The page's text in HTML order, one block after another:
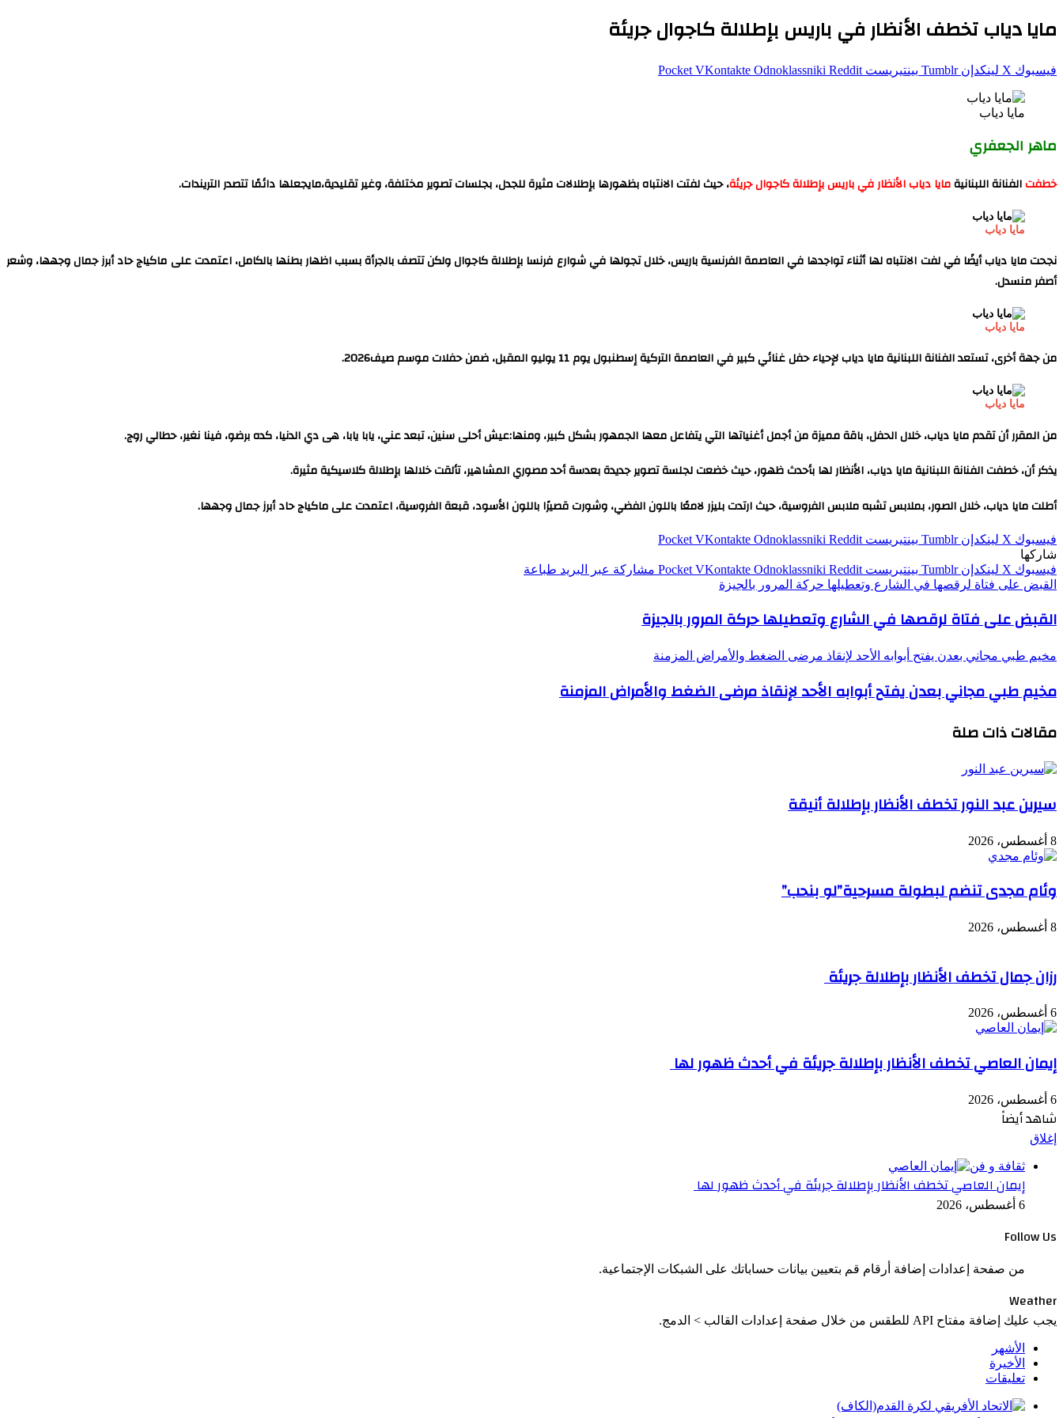
مايا دياب تخطف الأنظار في باريس بإطلالة كاجوال جريئة
فيسبوك ‫X لينكدإن بينتيريست Odnoklassniki
‫Pocket
مايا دياب
ماهر الجعفري
خطفتالفنانة اللبنانيةمايا دياب الأنظار في باريسبإطلالة كاجوال جريئة، حيث لفتت الانتباه بظهورها بإطلالات مثيرة للجدل، بجلسات تصوير مختلفة، وغير تقليدية،مايجعلها دائمًا تتصدر التريندات.
مايا دياب
نجحت مايا دياب أيضًا في لفت الانتباه لها أثناء تواجدها في العاصمة الفرنسية باريس، خلال تجولها في شوارع فرنسا بإطلالة كاجوال ولكن تتصف بالجرأة بسبب اظهار بطنها بالكامل، اعتمدت على ماكياج حاد أبرز جمال وجهها، وشعر
أصفر منسدل.
مايا دياب
من جهة أخرى، تستعد الفنانة اللبنانية مايا دياب لإحياء حفل غنائي كبير في العاصمة التركية إسطنبول يوم 11 يوليو المقبل، ضمن حفلات موسم صيف2026.
مايا دياب
من المقرر أن تقدم مايا دياب، خلال الحفل، باقة مميزة من أجمل أغنياتها التي يتفاعل معها الجمهور بشكل كبير، ومنها:عيش أحلى سنين، تبعد عني، يابا يابا، هى دي الدنيا، كده برضو، فينا نغير، حطالي روج.
يذكر أن، خطفت الفنانة اللبنانية مايا دياب، الأنظار لها بأحدث ظهور، حيث خضعت لجلسة تصوير جديدة بعدسة أحد مصوري المشاهير، تألقت خلالها بإطلالة كلاسيكية مثيرة.
أطلت مايا دياب، خلال الصور، بملابس تشبه ملابس الفروسية، حيث ارتدت بليزر لامعًا باللون الفضي، وشورت قصيرًا باللون الأسود، قبعة الفروسية، اعتمدت على ماكياج حاد أبرز جمال وجهها.
فيسبوك ‫X لينكدإن بينتيريست Odnoklassniki
‫Pocket
شاركها
فيسبوك ‫X لينكدإن بينتيريست Odnoklassniki
‫Pocket مشاركة عبر البريد طباعة
القبض على فتاة لرقصها في الشارع وتعطيلها حركة المرور بالجيزة
القبض على فتاة لرقصها في الشارع وتعطيلها حركة المرور بالجيزة
مخيم طبي مجاني بعدن يفتح أبوابه الأحد لإنقاذ مرضى الضغط والأمراض المزمنة
مخيم طبي مجاني بعدن يفتح أبوابه الأحد لإنقاذ مرضى الضغط والأمراض المزمنة
مقالات ذات صلة
سيرين عبد النور تخطف الأنظار بإطلالة أنيقة
8 أغسطس، 2026
وئام مجدى تنضم لبطولة مسرحية”لو بنحب”
8 أغسطس، 2026
رزان جمال تخطف الأنظار بإطلالة جريئة
6 أغسطس، 2026
إيمان العاصي تخطف الأنظار بإطلالة جريئة في أحدث ظهور لها
6 أغسطس، 2026
شاهد أيضاً
إغلاق
ثقافة و فن
إيمان العاصي تخطف الأنظار بإطلالة جريئة في أحدث ظهور لها
6 أغسطس، 2026
Follow Us
من صفحة إعدادات إضافة أرقام قم بتعيين بيانات حساباتك على الشبكات الإجتماعية.
Weather
يجب عليك إضافة مفتاح API للطقس من خلال صفحة إعدادات القالب > الدمج.
الأشهر
الأخيرة
تعليقات